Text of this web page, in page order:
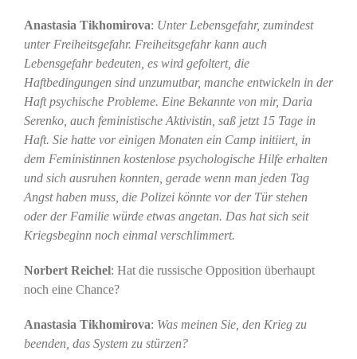
Anastasia Tikhomirova: Unter Lebensgefahr, zumindest
unter Freiheitsgefahr. Freiheitsgefahr kann auch
Lebensgefahr bedeuten, es wird gefoltert, die
Haftbedingungen sind unzumutbar, manche entwickeln in der
Haft psychische Probleme. Eine Bekannte von mir, Daria
Serenko, auch feministische Aktivistin, saß jetzt 15 Tage in
Haft. Sie hatte vor einigen Monaten ein Camp initiiert, in
dem Feministinnen kostenlose psychologische Hilfe erhalten
und sich ausruhen konnten, gerade wenn man jeden Tag
Angst haben muss, die Polizei könnte vor der Tür stehen
oder der Familie würde etwas angetan. Das hat sich seit
Kriegsbeginn noch einmal verschlimmert.
Norbert Reichel: Hat die russische Opposition überhaupt
noch eine Chance?
Anastasia Tikhomirova: Was meinen Sie, den Krieg zu
beenden, das System zu stürzen?